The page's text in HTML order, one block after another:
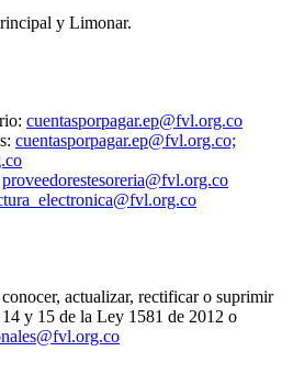
y Limonar.
cuentasporpagar.ep@fvl.org.co
cuentasporpagar.ep@fvl.org.co;
proveedorestesoreria@fvl.org.co
actualizar, rectificar o suprimir
y 15 de la Ley 1581 de 2012 o